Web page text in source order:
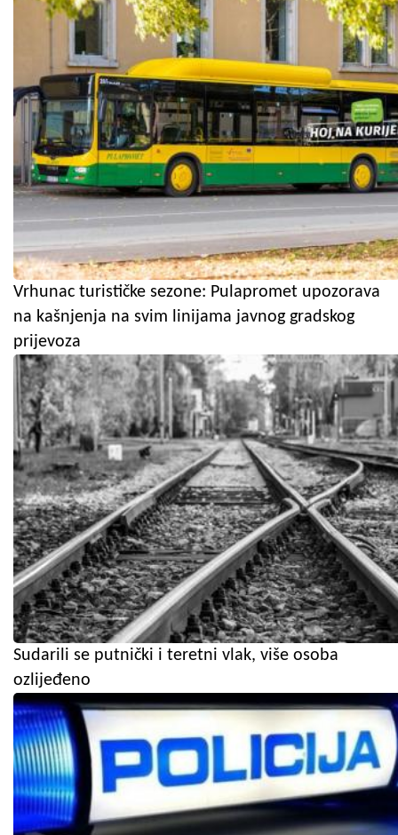
Vrhunac turističke sezone: Pulapromet upozorava
na kašnjenja na svim linijama javnog gradskog
prijevoza
Sudarili se putnički i teretni vlak, više osoba
ozlijeđeno